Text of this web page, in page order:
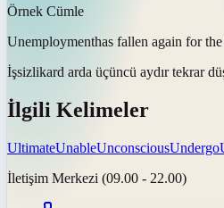
Örnek Cümle
Unemploymenthas fallen again for
İşsizlikard arda üçüncü aydır tekrar
İlgili Kelimeler
UltimateUnableUnconsciousUndergo
İletişim Merkezi (09.00 - 22.00)